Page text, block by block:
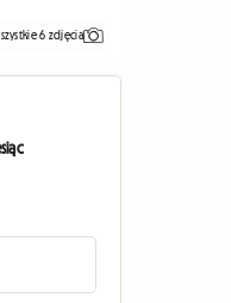
6 zdjęcia